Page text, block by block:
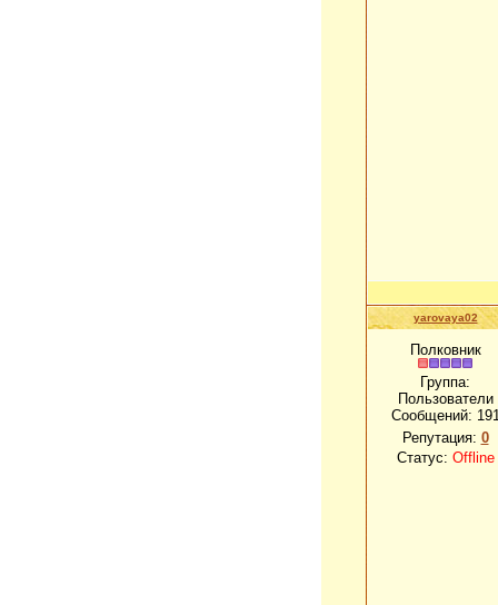
yarovaya02
Полковник
Группа:
Пользователи
Сообщений:
Репутация: 0
Статус: Offline